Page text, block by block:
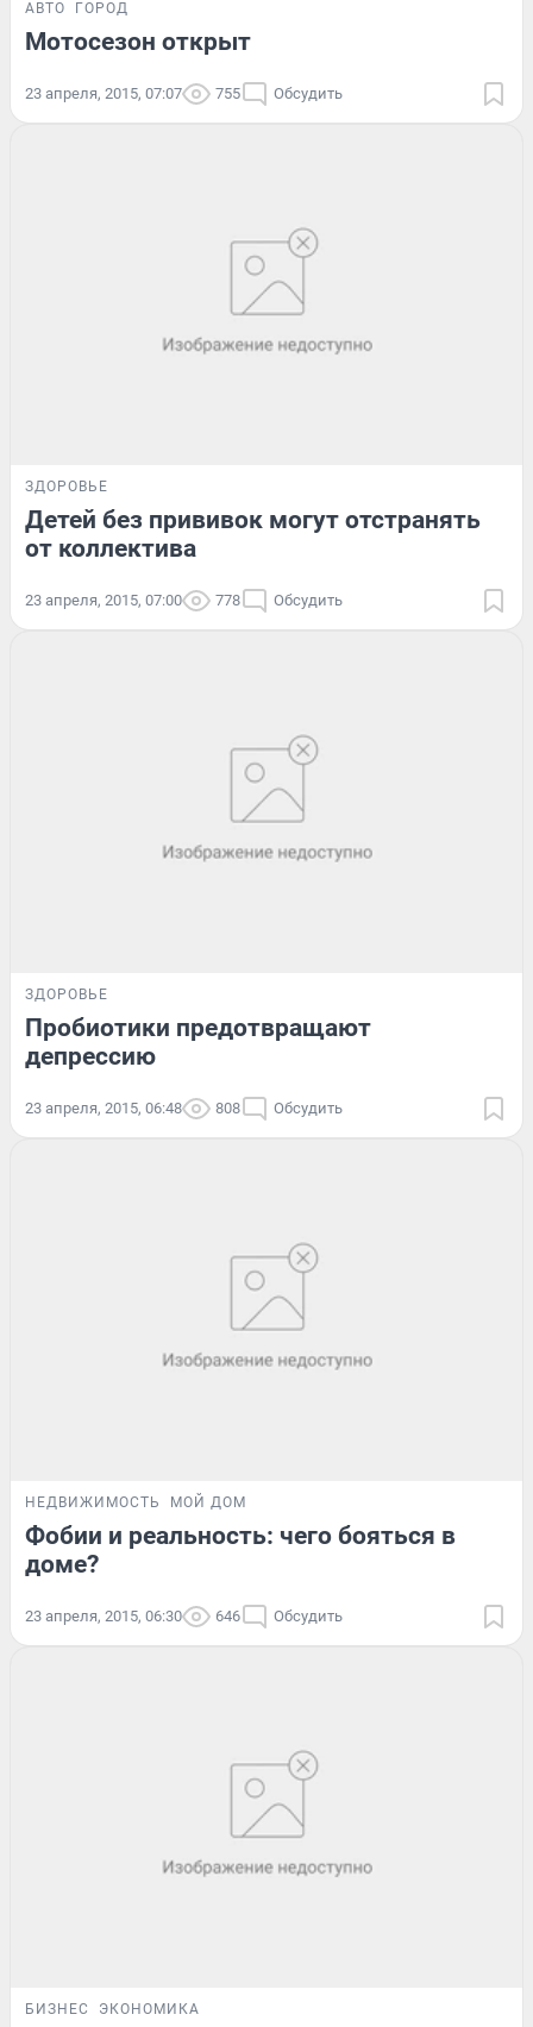
АВТО ГОРОД
Мотосезон открыт
23 апреля, 2015, 07:07 755 Обсудить
ЗДОРОВЬЕ
Детей без прививок могут отстранять
от коллектива
23 апреля, 2015, 07:00 778 Обсудить
ЗДОРОВЬЕ
Пробиотики предотвращают
депрессию
23 апреля, 2015, 06:48 808 Обсудить
НЕДВИЖИМОСТЬ МОЙ ДОМ
Фобии и реальность: чего бояться в
доме?
23 апреля, 2015, 06:30 646 Обсудить
БИЗНЕС ЭКОНОМИКА